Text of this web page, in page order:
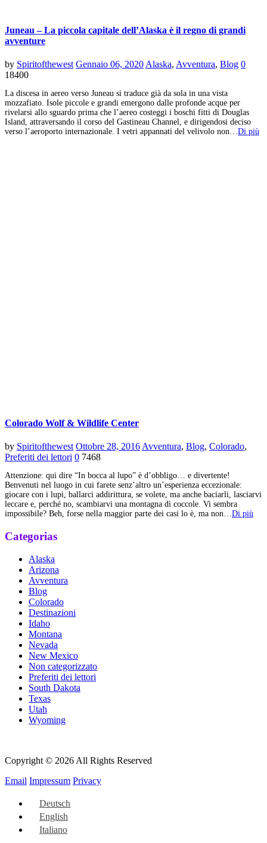
Juneau – La piccola capitale dell’Alaska è il regno di grandi
avventure
by Spiritofthewest Gennaio 06, 2020Alaska, Avventura, Blog 0
18400
La discesa in aereo verso Juneau si traduce già da sola in una vista
mozzafiato. Isole piccole e grandi emergono dalle profonde acque per
rivelarsi allo sguardo prima che l’aereo costeggi i boschi fitti di Douglas
Island, attraversando il corso del Gastineau Channel, e dirigendosi deciso
verso l’aeroporto internazionale. I vetri appannati del velivolo non…Di più
Colorado Wolf & Wildlife Center
by Spiritofthewest Ottobre 28, 2016 Avventura, Blog, Colorado,
Preferiti dei lettori 0 7468
Attenzione: qui dire “In bocca al lupo” è d’obbligo… e divertente!
Benvenuti nel luogo in cui farete senz’altro un’esperienza eccezionale:
giocare con i lupi, ballarci addirittura, se volete, ma anche baciarli, lasciarvi
leccare e, perché no, scambiarvi una montagna di coccole. Vi sembra
impossibile? Beh, forse nella maggior parte dei casi lo è, ma non… Di più
Categorias
Alaska
Arizona
Avventura
Blog
Colorado
Destinazioni
Idaho
Montana
Nevada
New Mexico
Non categorizzato
Preferiti dei lettori
South Dakota
Texas
Utah
Wyoming
Copyright © 2026 All Rights Reserved
Email Impressum Privacy
Deutsch
English
Italiano